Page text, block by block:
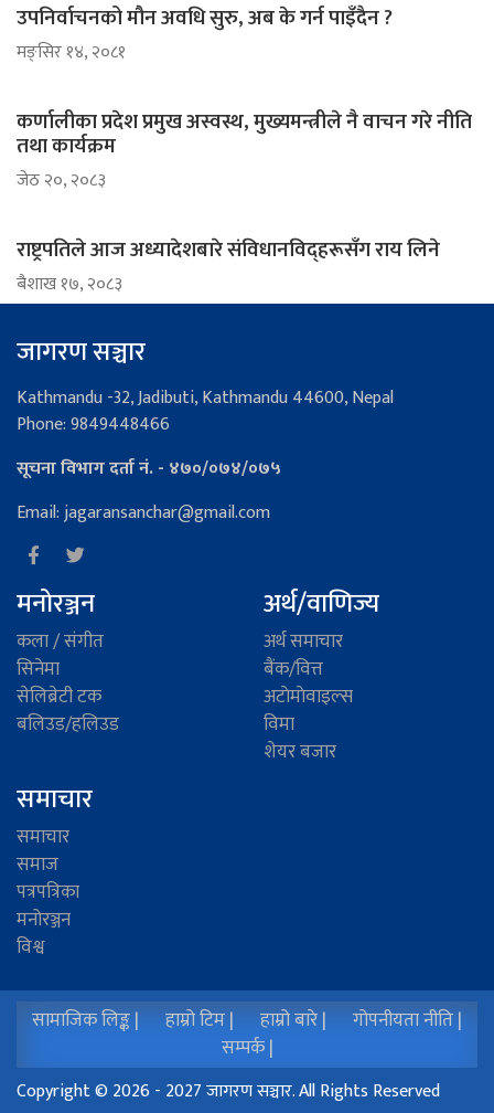
उपनिर्वाचनको मौन अवधि सुरु, अब के गर्न पाइँदैन ?
मङ्सिर १४, २०८१
कर्णालीका प्रदेश प्रमुख अस्वस्थ, मुख्यमन्त्रीले नै वाचन गरे नीति
तथा कार्यक्रम
जेठ २०, २०८३
राष्ट्रपतिले आज अध्यादेशबारे संविधानविद्हरूसँग राय लिने
ब‌ैशाख १७, २०८३
जागरण सञ्चार
Kathmandu -32, Jadibuti, Kathmandu 44600, Nepal
Phone: 9849448466
सूचना विभाग दर्ता नं. - ४७०/०७४/०७५
Email: jagaransanchar@gmail.com
मनोरञ्जन
कला / संगीत
सिनेमा
सेलिब्रेटी टक
बलिउड/हलिउड
अर्थ/वाणिज्य
अर्थ समाचार
बैंक/वित्त
अटाेमाेवाइल्स
विमा
शेयर बजार
समाचार
समाचार
समाज
पत्रपत्रिका
मनोरञ्जन
विश्व
सामाजिक लिङ्क | हाम्रो टिम | हाम्रो बारे |
गोपनीयता नीति |
सम्पर्क |
Copyright © 2026 - 2027 जागरण सञ्चार. All Rights Reserved